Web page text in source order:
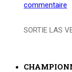
commentaire
SORTIE LAS